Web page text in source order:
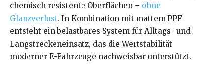
chemisch resistente Oberflächen – ohne
Glanzverlust. In Kombination mit mattem PPF
entsteht ein belastbares System für Alltags- und
Langstreckeneinsatz, das die Wertstabilität
moderner E-Fahrzeuge nachweisbar unterstützt.